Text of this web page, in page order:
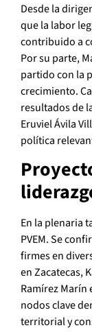
Desde la
que la labor
contribuido a
Por su parte,
partido con la
crecimiento.
resultados de
Eruviel Ávila
política
En la plenaria
PVEM. Se
firmes en
en Zacatecas,
Ramírez Marín
nodos clave
territorial y